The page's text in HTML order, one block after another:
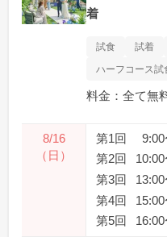
着
試食 試着
ハーフコース試
料金：全て無
8/16
（日）
第1回
第2回
第3回
第4回
第5回